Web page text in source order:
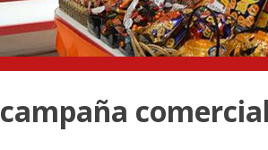
campaña